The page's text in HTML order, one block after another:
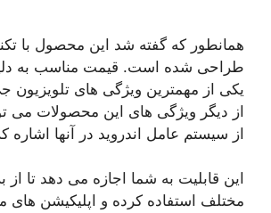
همانطور که گفته شد این محصول با
طراحی شده است. قیمت مناسب به
یکی از مهمترین ویژگی های
از دیگر ویژگی های این محصولات می
از سیستم عامل اندروید در آنها اشاره
این قابلیت به شما اجازه می دهد تا از
مختلف استفاده کرده و اپلیکیشن های